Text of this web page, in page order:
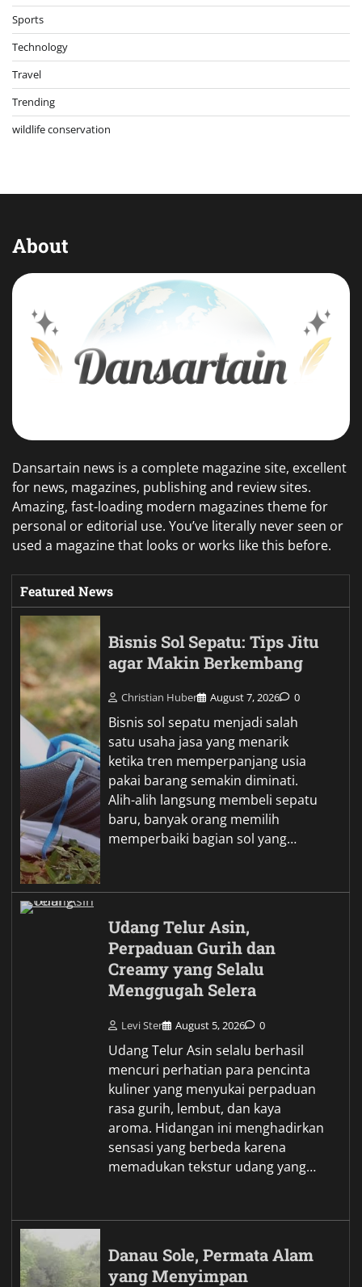
Sports
Technology
Travel
Trending
wildlife conservation
About
Dansartain news is a complete magazine site, excellent
for news, magazines, publishing and review sites.
Amazing, fast-loading modern magazines theme for
personal or editorial use. You’ve literally never seen or
used a magazine that looks or works like this before.
Featured News
Bisnis Sol Sepatu: Tips Jitu
agar Makin Berkembang
Christian Huber August 7, 2026 0
Bisnis sol sepatu menjadi salah
satu usaha jasa yang menarik
ketika tren memperpanjang usia
pakai barang semakin diminati.
Alih-alih langsung membeli sepatu
baru, banyak orang memilih
memperbaiki bagian sol yang…
Udang Telur Asin,
Perpaduan Gurih dan
Creamy yang Selalu
Menggugah Selera
Levi Ster August 5, 2026 0
Udang Telur Asin selalu berhasil
mencuri perhatian para pencinta
kuliner yang menyukai perpaduan
rasa gurih, lembut, dan kaya
aroma. Hidangan ini menghadirkan
sensasi yang berbeda karena
memadukan tekstur udang yang…
Danau Sole, Permata Alam
yang Menyimpan